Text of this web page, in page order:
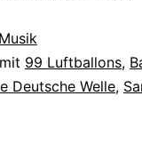
Musik
99 Luftballons,
Deutsche Welle,